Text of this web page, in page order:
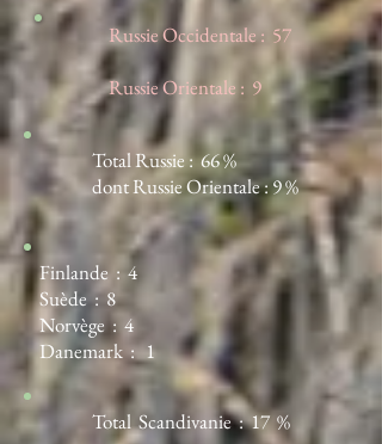
Russie Occidentale : 57
Russie Orientale : 9
Total Russie : 66 %
dont Russie Orientale : 9 %
Finlande : 4
Suède : 8
Norvège : 4
Danemark : 1
Total Scandivanie : 17 %